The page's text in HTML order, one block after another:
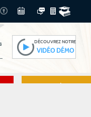
DÉCOUVREZ NOTRE
VIDÉO DÉMO
Je connais mes